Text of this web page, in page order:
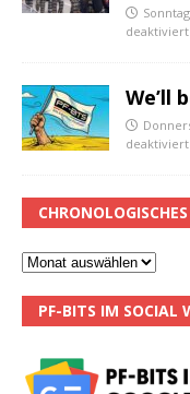
deaktiviert
We’ll
deaktiviert
PF-BITS IM SOCIAL